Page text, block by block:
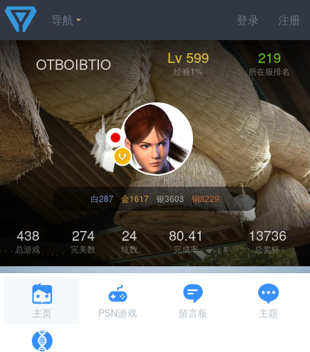
登录 注册
导航
OTBOIBTIO Lv 599
经验1%
219
所在服排名
白287 金1617 银3603 铜8229
438
总游戏
274
完美数
24
坑数
80.41
完成率
13736
总奖杯
主页 PSN游戏 留言板 主题